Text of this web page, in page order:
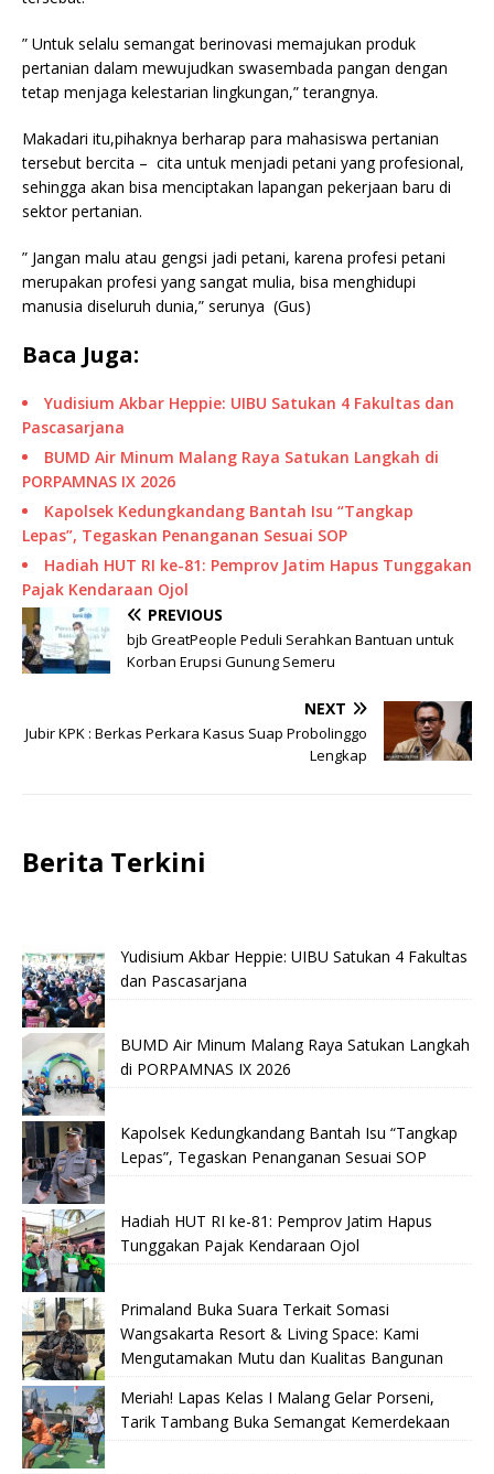
” Untuk selalu semangat berinovasi memajukan produk
pertanian dalam mewujudkan swasembada pangan dengan
tetap menjaga kelestarian lingkungan,” terangnya.
Makadari itu,pihaknya berharap para mahasiswa pertanian
tersebut bercita – cita untuk menjadi petani yang profesional,
sehingga akan bisa menciptakan lapangan pekerjaan baru di
sektor pertanian.
” Jangan malu atau gengsi jadi petani, karena profesi petani
merupakan profesi yang sangat mulia, bisa menghidupi
manusia diseluruh dunia,” serunya (Gus)
Baca Juga:
Yudisium Akbar Heppie: UIBU Satukan 4 Fakultas dan
Pascasarjana
BUMD Air Minum Malang Raya Satukan Langkah di
PORPAMNAS IX 2026
Kapolsek Kedungkandang Bantah Isu “Tangkap
Lepas”, Tegaskan Penanganan Sesuai SOP
Hadiah HUT RI ke-81: Pemprov Jatim Hapus Tunggakan
Pajak Kendaraan Ojol
PREVIOUS
bjb GreatPeople Peduli Serahkan Bantuan untuk
Korban Erupsi Gunung Semeru
NEXT
Jubir KPK : Berkas Perkara Kasus Suap Probolinggo
Lengkap
Berita Terkini
Yudisium Akbar Heppie: UIBU Satukan 4 Fakultas
dan Pascasarjana
BUMD Air Minum Malang Raya Satukan Langkah
di PORPAMNAS IX 2026
Kapolsek Kedungkandang Bantah Isu “Tangkap
Lepas”, Tegaskan Penanganan Sesuai SOP
Hadiah HUT RI ke-81: Pemprov Jatim Hapus
Tunggakan Pajak Kendaraan Ojol
Primaland Buka Suara Terkait Somasi
Wangsakarta Resort & Living Space: Kami
Mengutamakan Mutu dan Kualitas Bangunan
Meriah! Lapas Kelas I Malang Gelar Porseni,
Tarik Tambang Buka Semangat Kemerdekaan